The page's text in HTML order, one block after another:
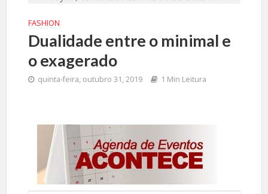
FASHION
Dualidade entre o minimal e
o exagerado
quinta-feira, outubro 31, 2019 1 Min Leitura